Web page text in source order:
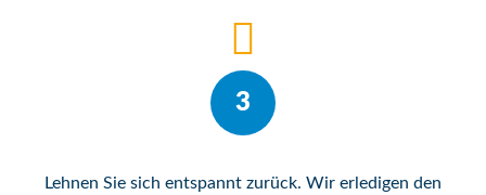
3
Lehnen Sie sich entspannt zurück. Wir erledigen den